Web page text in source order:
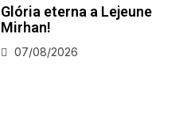
Glória eterna a Lejeune
Mirhan!
07/08/2026